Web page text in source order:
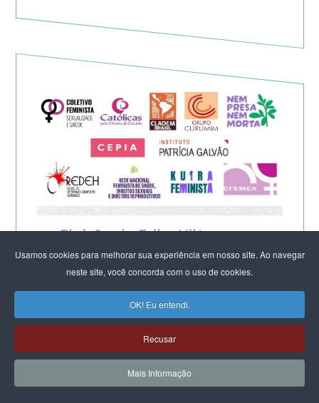
Usamos cookies para melhorar sua experiência em nosso site. Ao navegar
neste site, você concorda com o uso de cookies.
OK! Eu entendi.
Recusar
Mais Informação
Eleição de Erika Hilton para
presidente da Comissão da
Mulher é um fato importante
para a democracia